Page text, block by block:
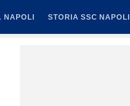
NAPOLI STORIA SSC NAPOLI